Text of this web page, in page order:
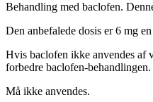
Behandling med baclofen.
Den anbefalede dosis er 6 mg
Hvis baclofen ikke anvendes af
forbedre baclofen-
Må ikke anvendes.